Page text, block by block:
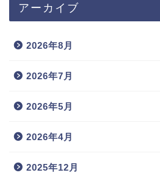
アーカイブ
2026年8月
2026年7月
2026年5月
2026年4月
2025年12月